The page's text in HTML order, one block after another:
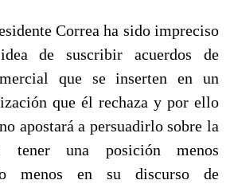
Correa ha sido impreciso
de suscribir acuerdos de
que se inserten en un
que él rechaza y por ello
apostará a persuadirlo sobre la
tener una posición menos
menos en su discurso de